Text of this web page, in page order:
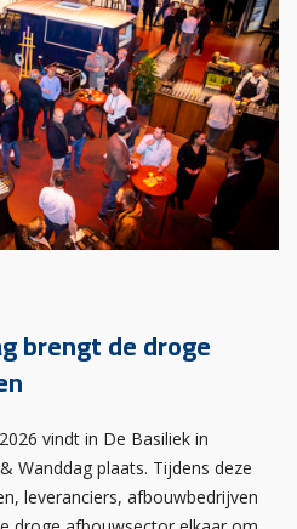
brengt de droge
vindt in De Basiliek in
Wanddag plaats. Tijdens deze
leveranciers, afbouwbedrijven